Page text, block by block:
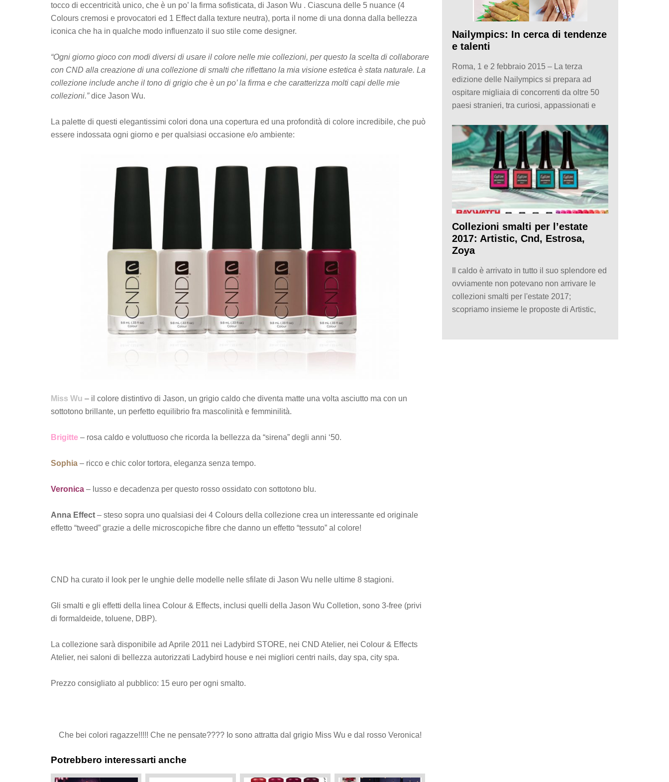
tocco di eccentricità unico, che è un po’ la firma sofisticata, di Jason Wu . Ciascuna delle 5 nuance (4
Colours cremosi e provocatori ed 1 Effect dalla texture neutra), porta il nome di una donna dalla bellezza
iconica che ha in qualche modo influenzato il suo stile come designer.
“Ogni giorno gioco con modi diversi di usare il colore nelle mie collezioni, per questo la scelta di collaborare
con CND alla creazione di una collezione di smalti che riflettano la mia visione estetica è stata naturale. La
collezione include anche il tono di grigio che è un po’ la firma e che caratterizza molti capi delle mie
collezioni.”dice Jason Wu.
La palette di questi elegantissimi colori dona una copertura ed una profondità di colore incredibile, che può
essere indossata ogni giorno e per qualsiasi occasione e/o ambiente:
Miss Wu – il colore distintivo di Jason, un grigio caldo che diventa matte una volta asciutto ma con un
sottotono brillante, un perfetto equilibrio fra mascolinità e femminilità.
Brigitte – rosa caldo e voluttuoso che ricorda la bellezza da “sirena” degli anni ‘50.
Sophia – ricco e chic color tortora, eleganza senza tempo.
Veronica – lusso e decadenza per questo rosso ossidato con sottotono blu.
Anna Effect – steso sopra uno qualsiasi dei 4 Colours della collezione crea un interessante ed originale
effetto “tweed” grazie a delle microscopiche fibre che danno un effetto “tessuto” al colore!
CND ha curato il look per le unghie delle modelle nelle sfilate di Jason Wu nelle ultime 8 stagioni.
Gli smalti e gli effetti della linea Colour & Effects, inclusi quelli della Jason Wu Colletion, sono 3-free (privi
di formaldeide, toluene, DBP).
La collezione sarà disponibile ad Aprile 2011 nei Ladybird STORE, nei CND Atelier, nei Colour & Effects
Atelier, nei saloni di bellezza autorizzati Ladybird house e nei migliori centri nails, day spa, city spa.
Prezzo consigliato al pubblico: 15 euro per ogni smalto.
Che bei colori ragazze!!!!! Che ne pensate???? Io sono attratta dal grigio Miss Wu e dal rosso Veronica!
Potrebbero interessarti anche
Nailympics: In cerca di tendenze
e talenti
Roma, 1 e 2 febbraio 2015 – La terza
edizione delle Nailympics si prepara ad
ospitare migliaia di concorrenti da oltre 50
paesi stranieri, tra curiosi, appassionati e
Collezioni smalti per l’estate
2017: Artistic, Cnd, Estrosa,
Zoya
Il caldo è arrivato in tutto il suo splendore ed
ovviamente non potevano non arrivare le
collezioni smalti per l'estate 2017;
scopriamo insieme le proposte di Artistic,